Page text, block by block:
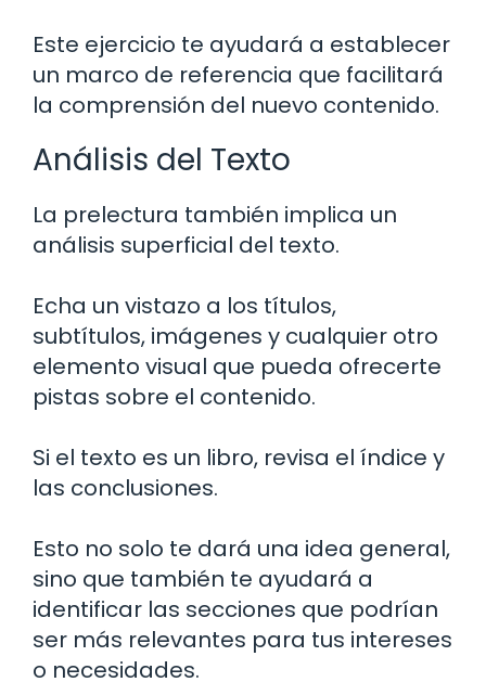
Este ejercicio te ayudará a establecer
un marco de referencia que facilitará
la comprensión del nuevo contenido.
Análisis del Texto
La prelectura también implica un
análisis superficial del texto.
Echa un vistazo a los títulos,
subtítulos, imágenes y cualquier otro
elemento visual que pueda ofrecerte
pistas sobre el contenido.
Si el texto es un libro, revisa el índice y
las conclusiones.
Esto no solo te dará una idea general,
sino que también te ayudará a
identificar las secciones que podrían
ser más relevantes para tus intereses
o necesidades.